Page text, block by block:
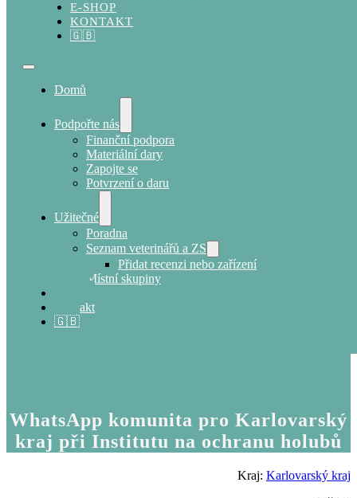
E-SHOP
KONTAKT
🇬🇧
Domů
Podpořte nás
Finanční podpora
Materiální dary
Zapojte se
Potvrzení o daru
Užitečné
Poradna
Seznam veterinářů a ZS
Přidat recenzi nebo zařízení
Místní skupiny
Kontakt
🇬🇧
WhatsApp komunita pro Karlovarský
kraj při Institutu na ochranu holubů
Kraj: Karlovarský kraj